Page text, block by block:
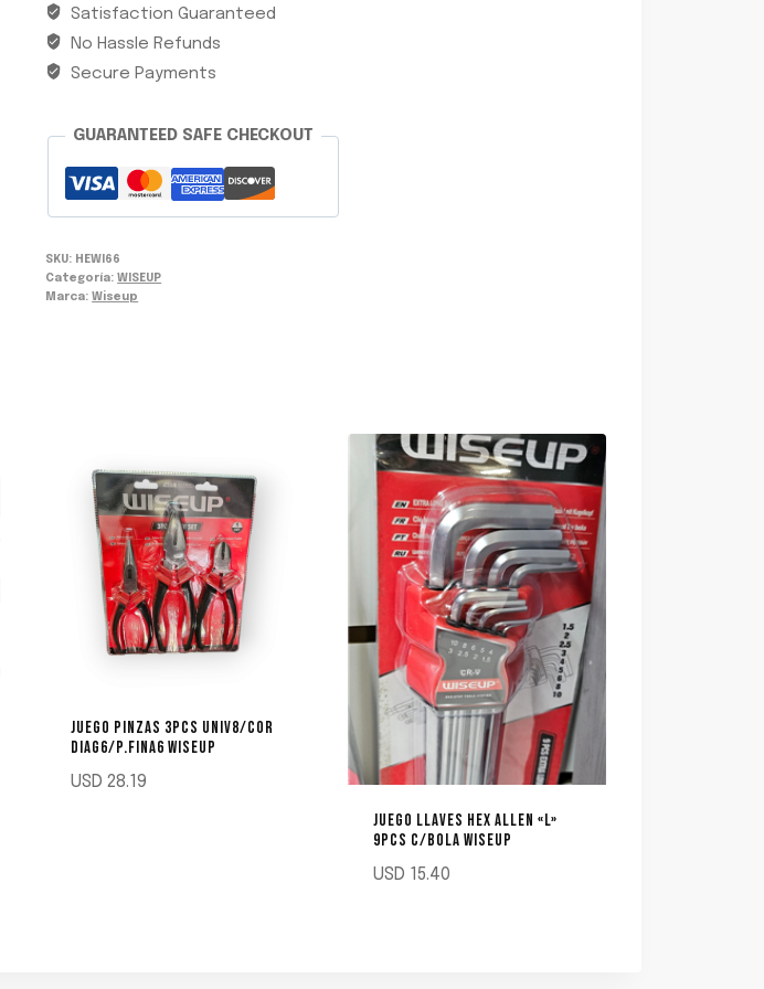
cantidad
Satisfaction Guaranteed
No Hassle Refunds
Secure Payments
GUARANTEED SAFE CHECKOUT
SKU: HEWI66
Categoría:WISEUP
Marca:Wiseup
JUEGO PINZAS 3PCS UNIV8/COR
DIAG6/P.FINA6 WISEUP
USD 28.19
JUEGO LLAVES HEX ALLEN «L»
9PCS C/BOLA WISEUP
USD 15.40